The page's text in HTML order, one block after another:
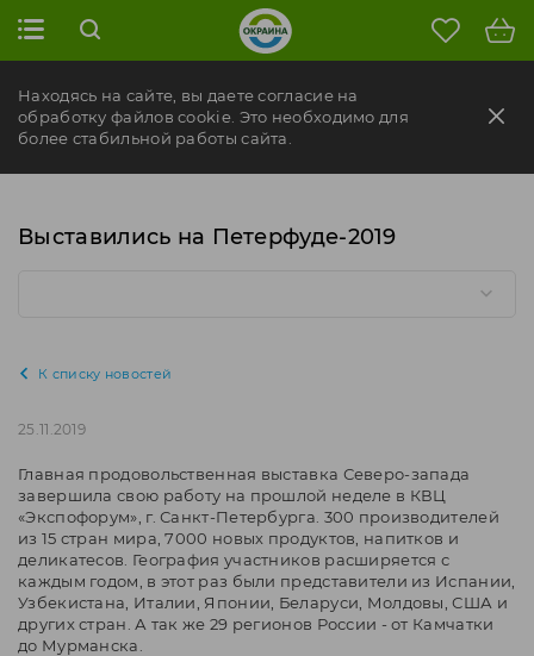
Находясь на сайте, вы даете согласие на
обработку файлов cookie. Это необходимо для
более стабильной работы сайта.
Выставились на Петерфуде-2019
К списку новостей
25.11.2019
Главная продовольственная выставка Северо-запада
завершила свою работу на прошлой неделе в КВЦ
«Экспофорум», г. Санкт-Петербурга. 300 производителей
из 15 стран мира, 7000 новых продуктов, напитков и
деликатесов. География участников расширяется с
каждым годом, в этот раз были представители из Испании,
Узбекистана, Италии, Японии, Беларуси, Молдовы, США и
других стран. А так же 29 регионов России - от Камчатки
до Мурманска.